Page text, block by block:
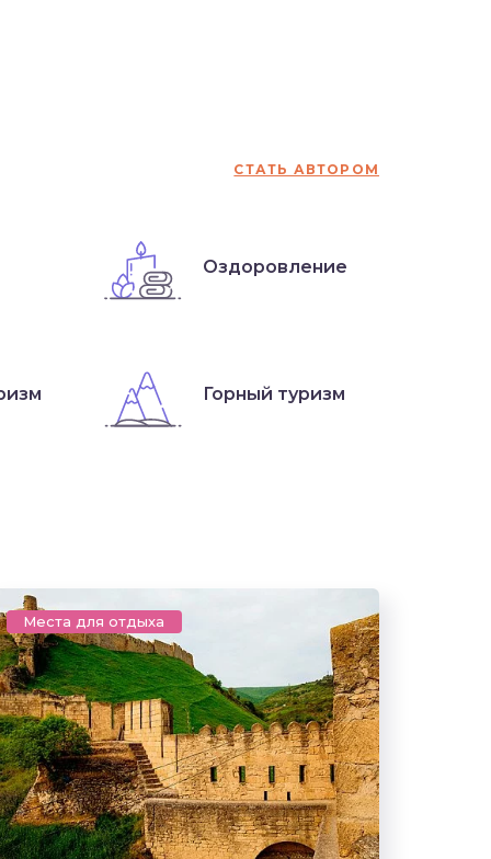
СТАТЬ АВТОРОМ
Оздоровление
Горный туризм
Места для отдыха
прочтение